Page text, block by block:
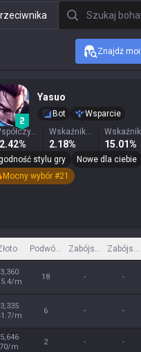
Szukaj bohatera
Znajdź
Yasuo
Bot
Wsparcie
Współczynnik zwycięstw
Wskaźnik wygranych
2.18% 15.01%
stylu gry
Nowe dla ciebie
Mocny wybór #21
Podwójne zabójstwo
Zabójstwo
m
18 - -
m
6 - -
m
2 - -